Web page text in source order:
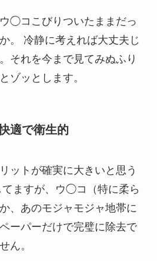
◯コこびりついたままだっ
。 冷静に考えれば大丈夫じ
。それを今まで見てみぬふり
ゾッとします。
適で衛生的
ットが確実に大きいと思う
ますが、ウ◯コ（特に柔ら
、あのモジャモジャ地帯に
ーパーだけで完璧に除去で
ん。